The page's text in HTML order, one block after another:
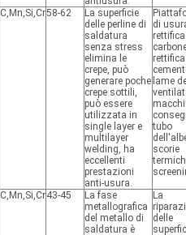
C,Mn,Si,Cr58-62
La superficie
delle perline di
saldatura
senza stress
elimina le
crepe, può
generare poche
crepe sottili,
può essere
utilizzata in
single layer e
multilayer
welding, ha
eccellenti
prestazioni
anti-usura.
di
lame
tubo
scorie
C,Mn,Si,Cr43-45
La fase
metallografica
del metallo di
saldatura è
La
delle